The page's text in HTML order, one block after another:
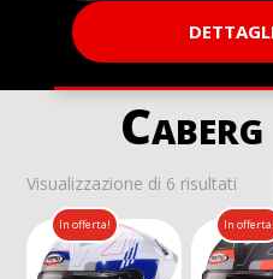
Visualizzazione di 6 risultati
in
base
al
In offerta! In offerta!